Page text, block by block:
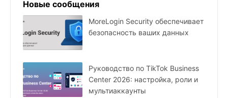
Новые сообщения
MoreLogin Security обеспечивает
безопасность ваших данных
Руководство по TikTok Business
Center 2026: настройка, роли и
мультиаккаунты